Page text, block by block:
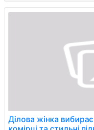
Ділова жінка